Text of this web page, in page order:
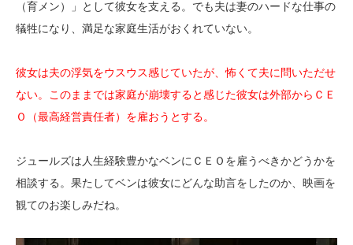
（育メン）」として彼女を支える。でも夫は妻のハードな仕事の
犠牲になり、満足な家庭生活がおくれていない。
彼女は夫の浮気をウスウス感じていたが、怖くて夫に問いただせ
ない。このままでは家庭が崩壊すると感じた彼女は外部からＣＥ
Ｏ（最高経営責任者）を雇おうとする。
ジュールズは人生経験豊かなベンにＣＥＯを雇うべきかどうかを
相談する。果たしてベンは彼女にどんな助言をしたのか、映画を
観てのお楽しみだね。